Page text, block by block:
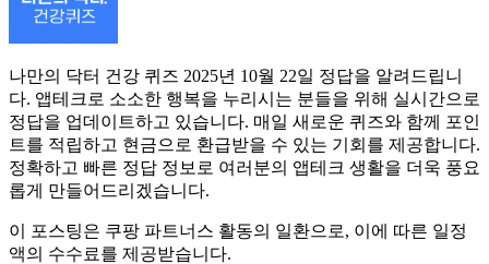
나만의 닥터 건강 퀴즈 2025년 10월 22일 정답을 알려드립니
다. 앱테크로 소소한 행복을 누리시는 분들을 위해 실시간으로
정답을 업데이트하고 있습니다. 매일 새로운 퀴즈와 함께 포인
트를 적립하고 현금으로 환급받을 수 있는 기회를 제공합니다.
정확하고 빠른 정답 정보로 여러분의 앱테크 생활을 더욱 풍요
롭게 만들어드리겠습니다.
이 포스팅은 쿠팡 파트너스 활동의 일환으로, 이에 따른 일정
액의 수수료를 제공받습니다.